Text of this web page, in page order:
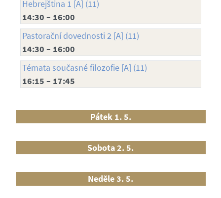
Hebrejština 1 [A] (11)
14:30 – 16:00
Pastorační dovednosti 2 [A] (11)
14:30 – 16:00
Témata současné filozofie [A] (11)
16:15 – 17:45
Pátek 1. 5.
Sobota 2. 5.
Neděle 3. 5.